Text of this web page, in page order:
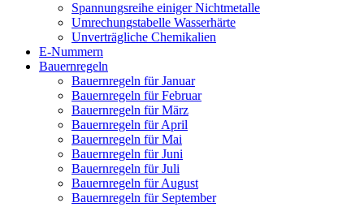
Spannungsreihe einiger Nichtmetalle
Umrechungstabelle Wasserhärte
Unverträgliche Chemikalien
E-Nummern
Bauernregeln
Bauernregeln für Januar
Bauernregeln für Februar
Bauernregeln für März
Bauernregeln für April
Bauernregeln für Mai
Bauernregeln für Juni
Bauernregeln für Juli
Bauernregeln für August
Bauernregeln für September